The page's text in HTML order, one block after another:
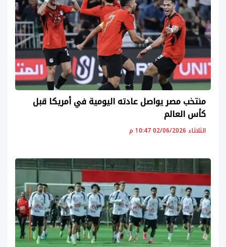
منتخب مصر يواصل عادته اليومية في أمريكا قبل
كأس العالم
الثلاثاء 02/06/2026 10:47 م